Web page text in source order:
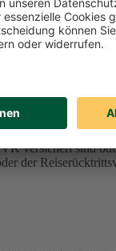
oder
versichert sind
der